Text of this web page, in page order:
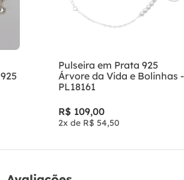
Pulseira em Prata 925
Árvore da Vida e Bolinhas -
PL18161
R$ 109,00
2x de R$ 54,50